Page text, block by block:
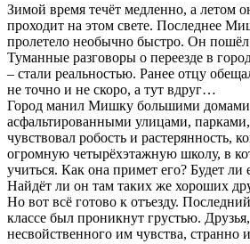
Зимой время течёт медленно, а летом
проходит на этом свете. Последнее
пролетело необычно быстро. Он пошёл
Туманные разговоры о переезде в
– стали реальностью. Ранее отцу
не точно и не скоро, а тут вдруг…
Город манил Мишку большими
асфальтированными улицами,
чувствовал робость и растерянность,
огромную четырёхэтажную школу, в
учиться. Как она примет его? Будет
Найдёт ли он там таких же хороших
Но вот всё готово к отъезду.
классе был проникнут грустью.
несвойственного им чувства, странно